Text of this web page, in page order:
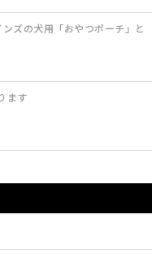
ンズの犬用「おやつポーチ」と
ます